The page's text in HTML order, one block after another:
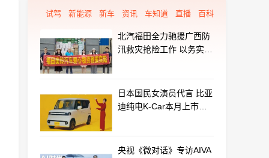
试驾 新能源 新车 资讯 车知道 直播 百科
北汽福田全力驰援广西防
汛救灾抢险工作 以务实行
日本国民女演员代言 比亚
迪纯电K-Car本月上市：
央视《微对话》专访AIVA